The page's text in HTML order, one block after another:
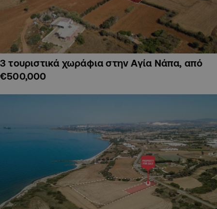
3 τουριστικά χωράφια στην Αγία Νάπα, από
€500,000